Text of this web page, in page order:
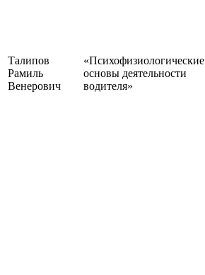
Талипов
Рамиль
Венерович
«Психофизиологические
основы деятельности
водителя»